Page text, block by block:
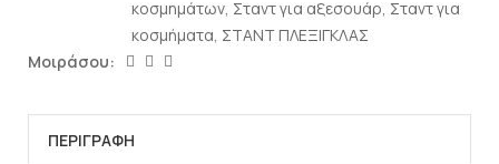
κοσμημάτων, Σταντ για αξεσουάρ, Σταντ για
κοσμήματα, ΣΤΑΝΤ ΠΛΕΞΙΓΚΛΑΣ
Μοιράσου:
ΠΕΡΙΓΡΑΦΉ